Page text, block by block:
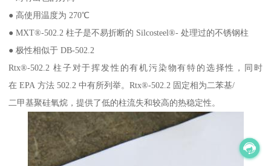
● 高使用温度为 270℃
● MXT®-502.2 柱子是不易折断的 Silcosteel®- 处理过的不锈钢柱
● 极性相似于 DB-502.2
Rtx®-502.2 柱子对于挥发性的有机污染物有特的选择性，同时
在 EPA 方法 502.2 中有所列举。Rtx®-502.2 固定相为二苯基/
二甲基聚硅氧烷，提供了低的柱流失和较高的热稳定性。